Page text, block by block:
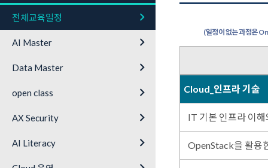
전체교육일정 keyboard_arrow_right
AI Master keyboard_arrow_right
Data Master keyboard_arrow_right
open class keyboard_arrow_right
AX Security keyboard_arrow_right
AI Literacy keyboard_arrow_right
(일정이 없는 과정은
Cloud_인프라 기술
IT 기본 인프라 이해
OpenStack을 활용